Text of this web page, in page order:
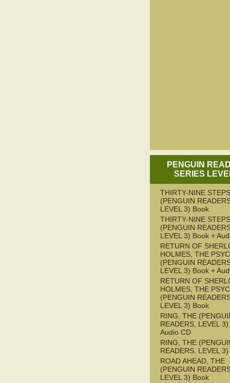
PENGUIN
SERIES
THIRTY-NINE
(PENGUIN
LEVEL 3) Book
THIRTY-NINE
(PENGUIN
LEVEL 3) Book +
RETURN OF
HOLMES, THE
(PENGUIN
LEVEL 3) Book +
RETURN OF
HOLMES, THE
(PENGUIN
LEVEL 3) Book
RING, THE
READERS, LEVEL
Audio CD
RING, THE
READERS, LEVEL
ROAD AHEAD, THE
(PENGUIN
LEVEL 3) Book